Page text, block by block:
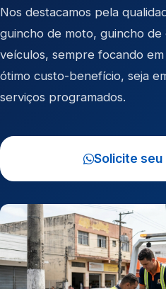
Nos destacamos pela
guincho de moto, guincho de
veículos, sempre focando
ótimo custo-benefício, seja
serviços programados.
Solicite